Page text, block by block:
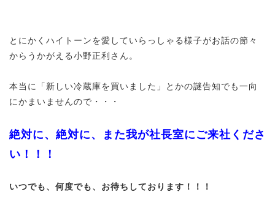
とにかくハイトーンを愛していらっしゃる様子がお話の節々
からうかがえる小野正利さん。
本当に「新しい冷蔵庫を買いました」とかの謎告知でも一向
にかまいませんので・・・
絶対に、絶対に、また我が社長室にご来社くださ
い！！！
いつでも、何度でも、お待ちしております！！！